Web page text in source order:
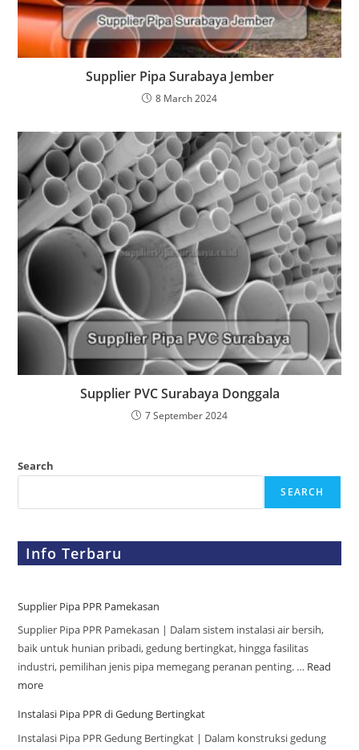
Supplier Pipa Surabaya Jember
8 March 2024
Supplier PVC Surabaya Donggala
7 September 2024
Search
SEARCH
Info Terbaru
Supplier Pipa PPR Pamekasan
Supplier Pipa PPR Pamekasan | Dalam sistem instalasi air bersih,
baik untuk hunian pribadi, gedung bertingkat, hingga fasilitas
industri, pemilihan jenis pipa memegang peranan penting. … Read
more
Instalasi Pipa PPR di Gedung Bertingkat
Instalasi Pipa PPR Gedung Bertingkat | Dalam konstruksi gedung